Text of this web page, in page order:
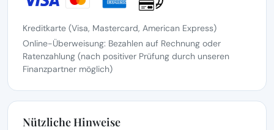
Kreditkarte (Visa, Mastercard, American Express)
Online-Überweisung: Bezahlen auf Rechnung oder
Ratenzahlung (nach positiver Prüfung durch unseren
Finanzpartner möglich)
Nützliche Hinweise